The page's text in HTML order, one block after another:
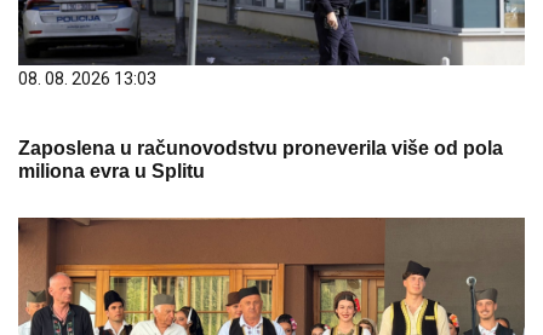
08. 08. 2026 13:03
Zaposlena u računovodstvu proneverila više od pola